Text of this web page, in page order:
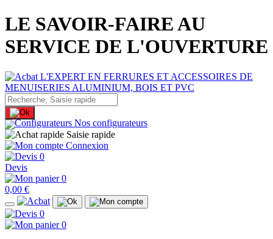
LE SAVOIR-FAIRE AU
SERVICE DE L'OUVERTURE
Nos configurateurs
Saisie rapide
Connexion
0
Devis
0
0,00 €
0
0